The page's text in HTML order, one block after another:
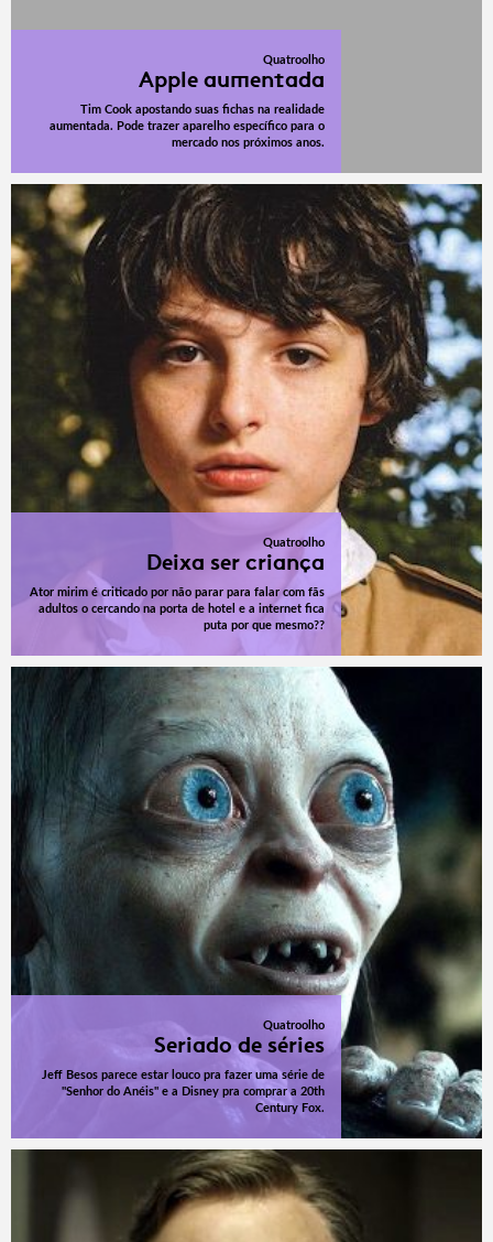
Quatroolho
Apple aumentada
Tim Cook apostando suas fichas na realidade
aumentada. Pode trazer aparelho específico para o
mercado nos próximos anos.
Quatroolho
Deixa ser criança
Ator mirim é criticado por não parar para falar com fãs
adultos o cercando na porta de hotel e a internet fica
puta por que mesmo??
Quatroolho
Seriado de séries
Jeff Besos parece estar louco pra fazer uma série de
"Senhor do Anéis" e a Disney pra comprar a 20th
Century Fox.